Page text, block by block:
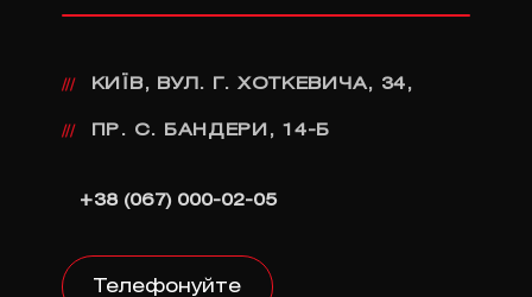
/// КИЇВ, ВУЛ. Г. ХОТКЕВИЧА, 34,
/// ПР. С. БАНДЕРИ, 14-Б
+38 (067) 000-02-05
Телефонуйте